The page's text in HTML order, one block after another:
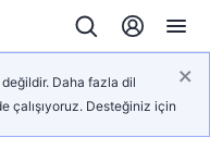
Daha fazla dil
çalışıyoruz. Desteğiniz için